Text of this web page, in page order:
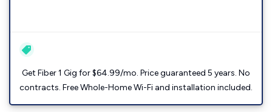
Get Fiber 1 Gig for $64.99/mo. Price guaranteed 5 years. No
contracts. Free Whole-Home Wi-Fi and installation included.